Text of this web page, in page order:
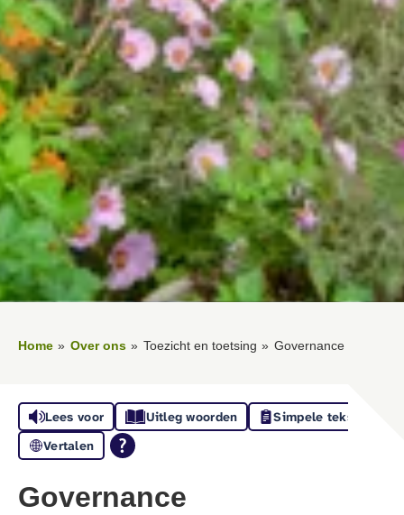
Home Over ons Toezicht en toetsing Governance
Lees voor Uitleg woorden
Simpele tekst
Vertalen
Governance